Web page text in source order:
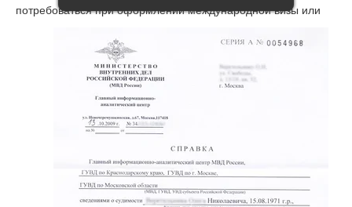
потребоваться при оформлении международной визы или